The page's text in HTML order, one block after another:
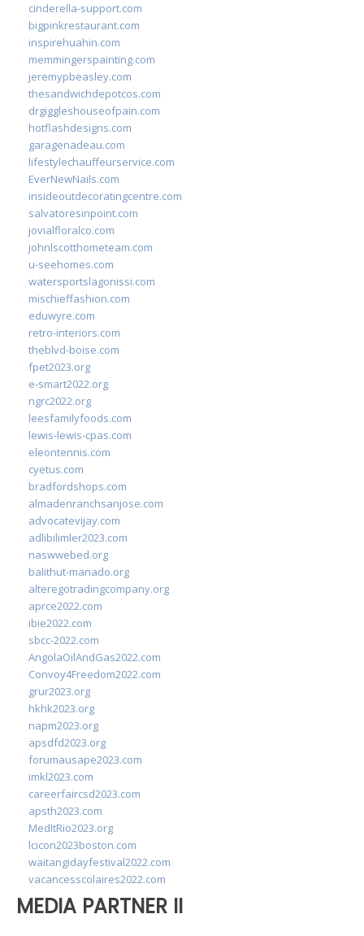
cinderella-support.com
bigpinkrestaurant.com
inspirehuahin.com
memmingerspainting.com
jeremypbeasley.com
thesandwichdepotcos.com
drgiggleshouseofpain.com
hotflashdesigns.com
garagenadeau.com
lifestylechauffeurservice.com
EverNewNails.com
insideoutdecoratingcentre.com
salvatoresinpoint.com
jovialfloralco.com
johnlscotthometeam.com
u-seehomes.com
watersportslagonissi.com
mischieffashion.com
eduwyre.com
retro-interiors.com
theblvd-boise.com
fpet2023.org
e-smart2022.org
ngrc2022.org
leesfamilyfoods.com
lewis-lewis-cpas.com
eleontennis.com
cyetus.com
bradfordshops.com
almadenranchsanjose.com
advocatevijay.com
adlibilimler2023.com
naswwebed.org
balithut-manado.org
alteregotradingcompany.org
aprce2022.com
ibie2022.com
sbcc-2022.com
AngolaOilAndGas2022.com
Convoy4Freedom2022.com
grur2023.org
hkhk2023.org
napm2023.org
apsdfd2023.org
forumausape2023.com
imkl2023.com
careerfaircsd2023.com
apsth2023.com
MedItRio2023.org
lcicon2023boston.com
waitangidayfestival2022.com
vacancesscolaires2022.com
MEDIA PARTNER II